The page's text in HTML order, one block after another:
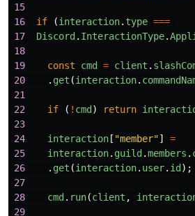
15
16
if (interaction. type ===
17
Discord. InteractionType.
18
19
const cmd = client .
20
. get (interaction.
21
22
if ( ! cmd) return
23
24
interaction[ "member"]
=
25
interaction. guild.members .
26
. get (interaction. user. id);
27
28
cmd. run(client ,
29